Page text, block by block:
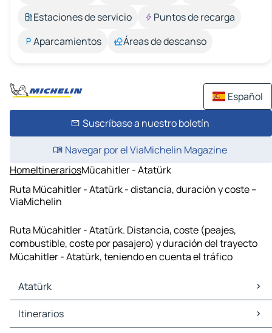
Estaciones de servicio
Puntos de recarga
Aparcamientos
Áreas de descanso
Español
Suscríbase a nuestro boletín
Navegar por el ViaMichelin Magazine
HomeItinerariosMücahitler - Atatürk
Ruta Mücahitler - Atatürk - distancia, duración y coste –
ViaMichelin
Ruta Mücahitler - Atatürk. Distancia, coste (peajes,
combustible, coste por pasajero) y duración del trayecto
Mücahitler - Atatürk, teniendo en cuenta el tráfico
Atatürk
Atatürk Mapas Planos
Atatürk Trafico
Itinerarios